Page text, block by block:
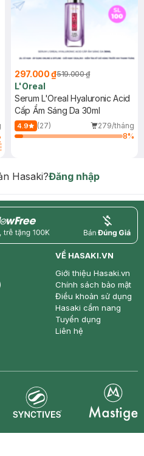
297.000 ₫519.000 ₫
L'Oreal
Serum L'Oreal Hyaluronic Acid
Cấp Ẩm Sáng Da 30ml
4.9 (27)
279/tháng
8%
Hasaki?Đăng nhập
price
VỀ HASAKI.VN
Giới thiệu Hasaki.vn
Chính sách bảo mật
Điều khoản sử dụng
Hasaki cẩm nang
Tuyển dụng
Liên hệ